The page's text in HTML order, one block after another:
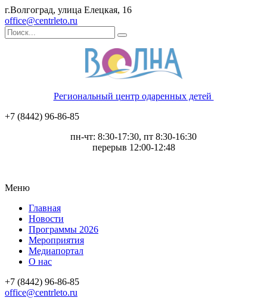
г.Волгоград, улица Елецкая, 16
office@centrleto.ru
Региональный центр одаренных детей
+7 (8442) 96-86-85
пн-чт: 8:30-17:30, пт 8:30-16:30
перерыв 12:00-12:48
Меню
Главная
Новости
Программы 2026
Мероприятия
Медиапортал
О нас
+7 (8442) 96-86-85
office@centrleto.ru